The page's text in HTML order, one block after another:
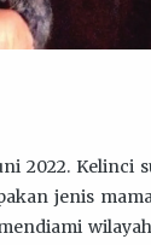
2022. Kelinci
jenis